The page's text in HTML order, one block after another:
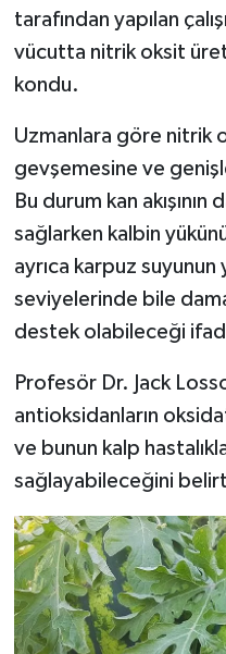
tarafından yapılan
vücutta nitrik oksit
kondu.
Uzmanlara göre nitrik
gevşemesine ve
Bu durum kan akışının
sağlarken kalbin
ayrıca karpuz suyunun
seviyelerinde bile
destek olabileceği
Profesör Dr. Jack
antioksidanların
ve bunun kalp
sağlayabileceğini
Resmi İlan
Rüya Tabirleri
Sağlık
Şaphane
Simav
Siyaset
Tavşanlı
Türkiye
Video Galeri
Yaşam